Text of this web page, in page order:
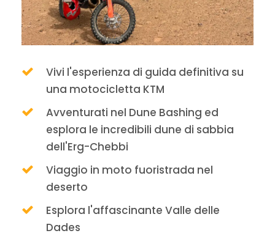
Vivi l'esperienza di guida definitiva su
una motocicletta KTM
Avventurati nel Dune Bashing ed
esplora le incredibili dune di sabbia
dell'Erg-Chebbi
Viaggio in moto fuoristrada nel
deserto
Esplora l'affascinante Valle delle
Dades